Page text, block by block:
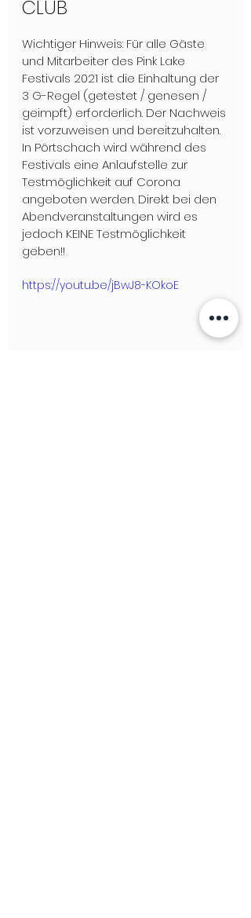
CLUB
Wichtiger Hinweis: Für alle Gäste
und Mitarbeiter des Pink Lake
Festivals 2021 ist die Einhaltung der
3 G-Regel (getestet / genesen /
geimpft) erforderlich. Der Nachweis
ist vorzuweisen und bereitzuhalten.
In Pörtschach wird während des
Festivals eine Anlaufstelle zur
Testmöglichkeit auf Corona
angeboten werden. Direkt bei den
Abendveranstaltungen wird es
jedoch KEINE Testmöglichkeit
geben!!
https://youtu.be/jBwJ8-KOkoE